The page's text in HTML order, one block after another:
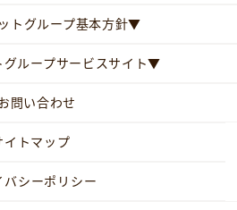
トグループ基本方針▼
ループサービスサイト▼
問い合わせ
イトマップ
バシーポリシー